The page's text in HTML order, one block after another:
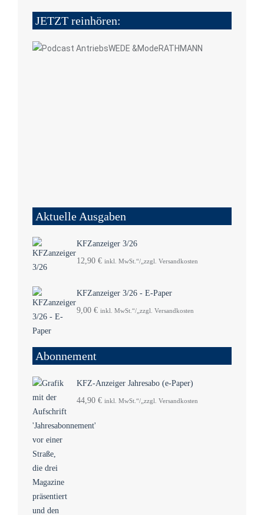
JETZT reinhören:
Aktuelle Ausgaben
KFZanzeiger 3/26
12,90 € inkl. MwSt.“/„zzgl. Versandkosten
KFZanzeiger 3/26 - E-Paper
9,00 € inkl. MwSt.“/„zzgl. Versandkosten
Abonnement
KFZ-Anzeiger Jahresabo (e-Paper)
44,90 € inkl. MwSt.“/„zzgl. Versandkosten